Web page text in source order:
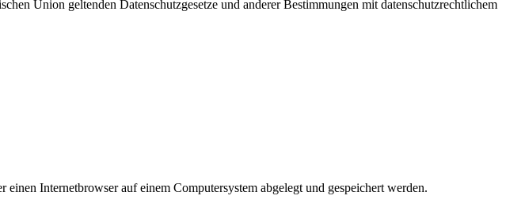
Union geltenden Datenschutzgesetze und anderer Bestimmungen mit datenschutzrechtlichem
Internetbrowser auf einem Computersystem abgelegt und gespeichert werden.